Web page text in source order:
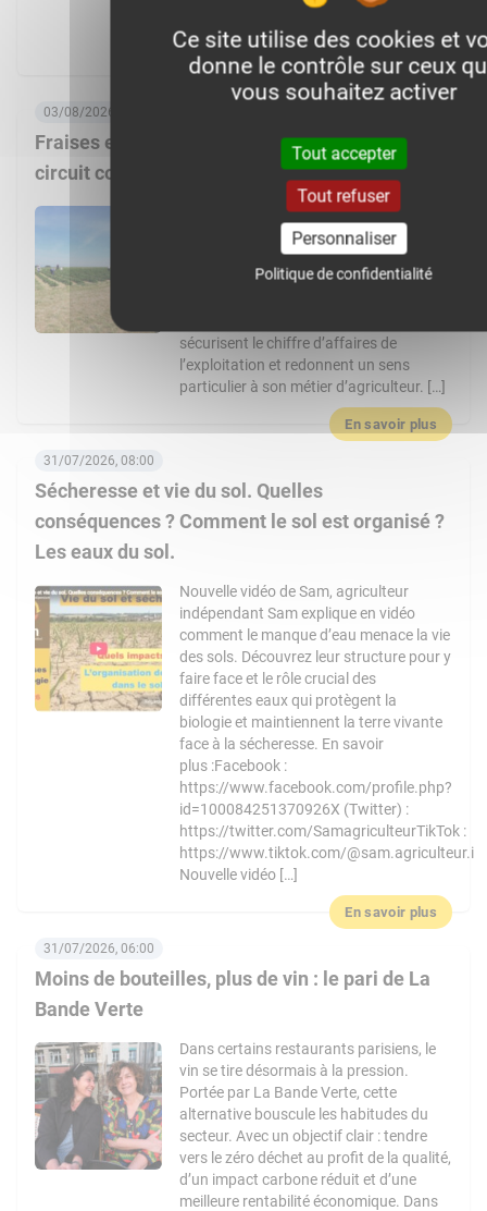
expliquant la […]
En savoir plus
Fraises et asperges pour créer de la valeur en
circuit court
03/08/2026, 06:00
En s’installant il y a 10 ans sur la ferme
familiale, Édouard Lhotte a fait le choix
de diversifier l’exploitation avec des
cultures à haute valeur ajoutée, et une
sécurisent le chiffre d’affaires de
l’exploitation et redonnent un sens
particulier à son métier d’agriculteur. […]
En savoir plus
Sécheresse et vie du sol. Quelles
conséquences ? Comment le sol est organisé ?
Les eaux du sol.
31/07/2026, 08:00
Nouvelle vidéo de Sam, agriculteur
indépendant Sam explique en vidéo
comment le manque d’eau menace la vie
des sols. Découvrez leur structure pour y
faire face et le rôle crucial des
différentes eaux qui protègent la
biologie et maintiennent la terre vivante
face à la sécheresse. En savoir
plus :Facebook :
https://www.facebook.com/profile.php?
id=100084251370926X (Twitter) :
https://twitter.com/SamagriculteurTikTok :
https://www.tiktok.com/@sam.agriculteur.i
Nouvelle vidéo […]
En savoir plus
Moins de bouteilles, plus de vin : le pari de La
Bande Verte
31/07/2026, 06:00
Dans certains restaurants parisiens, le
vin se tire désormais à la pression.
Portée par La Bande Verte, cette
alternative bouscule les habitudes du
secteur. Avec un objectif clair : tendre
vers le zéro déchet au profit de la qualité,
d’un impact carbone réduit et d’une
meilleure rentabilité économique. Dans
Ce site utilise des cookies et
donne le contrôle sur ceux
vous souhaitez activer
Tout accepter
Tout refuser
Personnaliser
Politique de confidentialité